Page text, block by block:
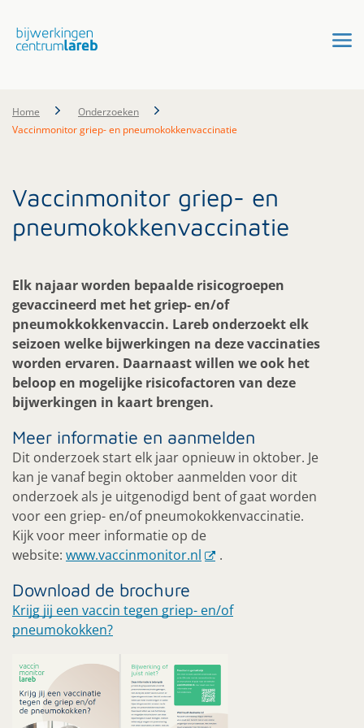
Home
Onderzoeken
Vaccinmonitor griep- en pneumokokkenvaccinatie
Vaccinmonitor griep- en
pneumokokkenvaccinatie
Elk najaar worden bepaalde risicogroepen
gevaccineerd met het griep- en/of
pneumokkokkenvaccin. Lareb onderzoekt elk
seizoen welke bijwerkingen na deze vaccinaties
worden ervaren. Daarnaast willen we ook het
beloop en mogelijke risicofactoren van deze
bijwerkingen in kaart brengen.
Meer informatie en aanmelden
Dit onderzoek start elk jaar opnieuw in oktober. Je
kan je vanaf begin oktober aanmelden voor dit
onderzoek als je uitgenodigd bent of gaat worden
voor een griep- en/of pneumokokkenvaccinatie.
Kijk voor meer informatie op de
website: www.vaccinmonitor.nl .
Download de brochure
Krijg jij een vaccin tegen griep- en/of
pneumokokken?